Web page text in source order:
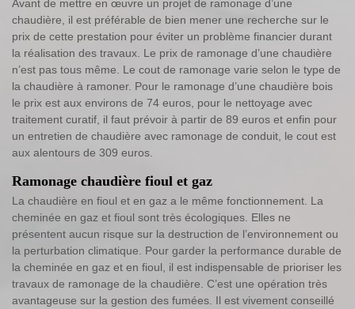
Avant de mettre en œuvre un projet de ramonage d’une
chaudière, il est préférable de bien mener une recherche sur le
prix de cette prestation pour éviter un problème financier durant
la réalisation des travaux. Le prix de ramonage d’une chaudière
n’est pas tous même. Le cout de ramonage varie selon le type de
la chaudière à ramoner. Pour le ramonage d’une chaudière bois
le prix est aux environs de 74 euros, pour le nettoyage avec
traitement curatif, il faut prévoir à partir de 89 euros et enfin pour
un entretien de chaudière avec ramonage de conduit, le cout est
aux alentours de 309 euros.
Ramonage chaudière fioul et gaz
La chaudière en fioul et en gaz a le même fonctionnement. La
cheminée en gaz et fioul sont très écologiques. Elles ne
présentent aucun risque sur la destruction de l’environnement ou
la perturbation climatique. Pour garder la performance durable de
la cheminée en gaz et en fioul, il est indispensable de prioriser les
travaux de ramonage de la chaudière. C’est une opération très
avantageuse sur la gestion des fumées. Il est vivement conseillé